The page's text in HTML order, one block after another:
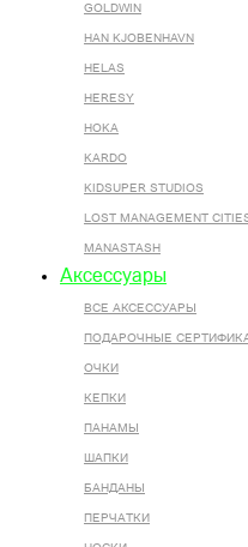
GOLDWIN
HAN KJOBENHAVN
HELAS
HERESY
HOKA
KARDO
KIDSUPER STUDIOS
LOST MANAGEMENT
MANASTASH
Аксессуары
ВСЕ AКСЕССУАРЫ
ПОДАРОЧНЫЕ
ОЧКИ
КЕПКИ
ПАНАМЫ
ШАПКИ
БАНДАНЫ
ПЕРЧАТКИ